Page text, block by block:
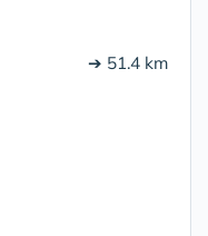
➔ 51.4 km